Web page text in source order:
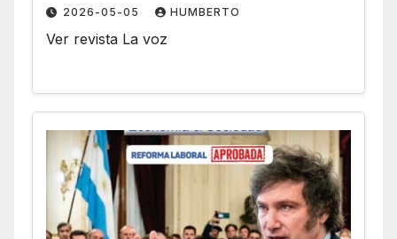
2026-05-05 HUMBERTO
Ver revista La voz